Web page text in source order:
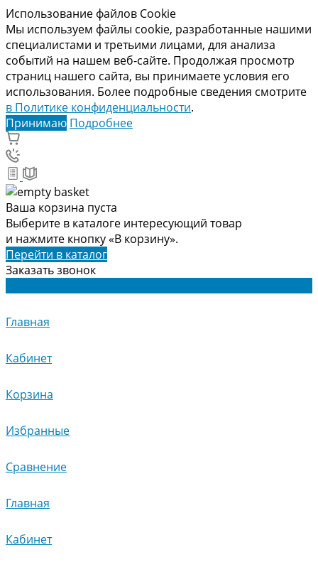
Использование файлов Cookie
Мы используем файлы cookie, разработанные нашими
специалистами и третьими лицами, для анализа
событий на нашем веб-сайте. Продолжая просмотр
страниц нашего сайта, вы принимаете условия его
использования. Более подробные сведения смотрите
в Политике конфиденциальности.
Принимаю Подробнее
Ваша корзина пуста
Выберите в каталоге интересующий товар
и нажмите кнопку «В корзину».
Перейти в каталог
Заказать звонок
Главная
Кабинет
Корзина
Избранные
Сравнение
Главная
Кабинет